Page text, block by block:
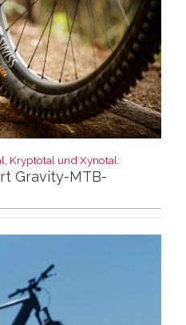
Kryptotal und Xynotal:
Gravity-MTB-